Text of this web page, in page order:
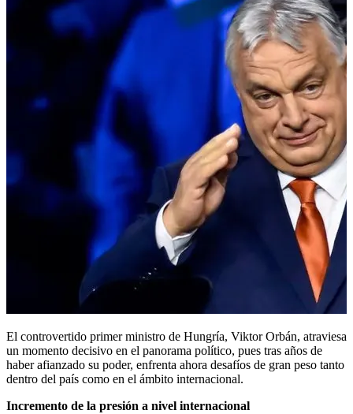
El controvertido primer ministro de Hungría, Viktor Orbán, atraviesa
un momento decisivo en el panorama político, pues tras años de
haber afianzado su poder, enfrenta ahora desafíos de gran peso tanto
dentro del país como en el ámbito internacional.
Incremento de la presión a nivel internacional